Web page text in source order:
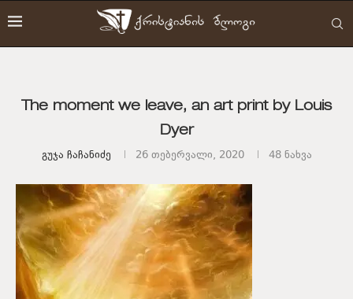
The moment we leave, an art print by Louis
Dyer
Გუჯა Ჩაჩანიძე 26 თებერვალი, 2020 48ნახვა